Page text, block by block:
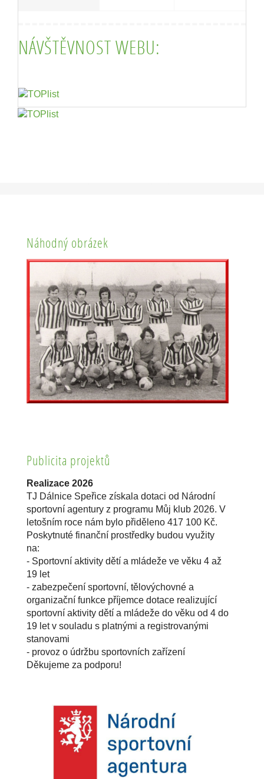
NÁVŠTĚVNOST WEBU:
Náhodný obrázek
Publicita projektů
Realizace 2026
TJ Dálnice Speřice získala dotaci od Národní
sportovní agentury z programu Můj klub 2026. V
letošním roce nám bylo přiděleno 417 100 Kč.
Poskytnuté finanční prostředky budou využity
na:
- Sportovní aktivity dětí a mládeže ve věku 4 až
19 let
- zabezpečení sportovní, tělovýchovné a
organizační funkce příjemce dotace realizující
sportovní aktivity dětí a mládeže do věku od 4 do
19 let v souladu s platnými a registrovanými
stanovami
- provoz o údržbu sportovních zařízení
Děkujeme za podporu!